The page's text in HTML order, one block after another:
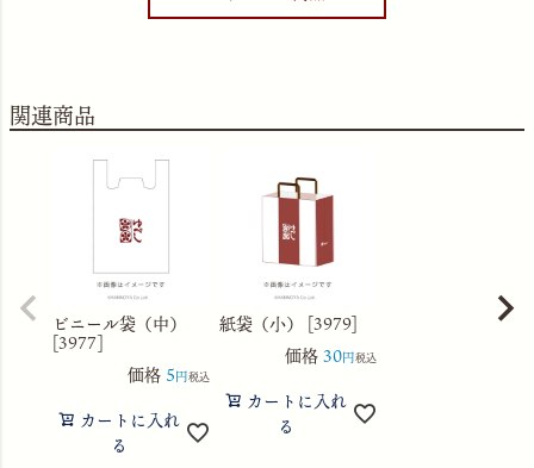
関連商品
ビニール袋（中）
[3977]
価格 5 税込
カートに入れ
る
紙袋（小） [3979]
価格30 税込
カートに入れ
る